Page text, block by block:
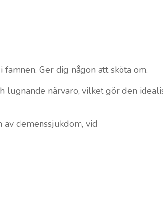
Ger dig någon att sköta om.
lugnande närvaro, vilket gör den
demenssjukdom, vid